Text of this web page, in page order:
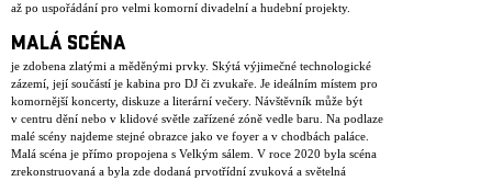
až po uspořádání pro velmi komorní divadelní a hudební projekty.
MALÁ SCÉNA
je zdobena zlatými a měděnými prvky. Skýtá výjimečné technologické
zázemí, její součástí je kabina pro DJ či zvukaře. Je ideálním místem pro
komornější koncerty, diskuze a literární večery. Návštěvník může být
v centru dění nebo v klidové světle zařízené zóně vedle baru. Na podlaze
malé scény najdeme stejné obrazce jako ve foyer a v chodbách paláce.
Malá scéna je přímo propojena s Velkým sálem. V roce 2020 byla scéna
zrekonstruovaná a byla zde dodaná prvotřídní zvuková a světelná